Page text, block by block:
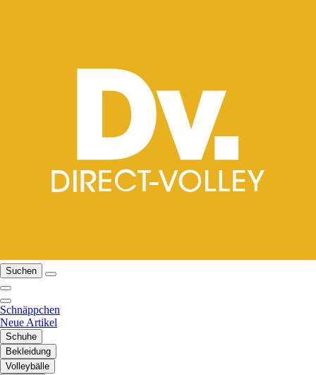
Suchen
Schnäppchen
Neue Artikel
Schuhe
Bekleidung
Volleybälle